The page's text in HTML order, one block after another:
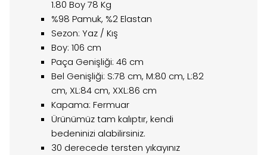
1.80 Boy 78 Kg
%98 Pamuk, %2 Elastan
Sezon: Yaz / Kış
Boy: 106 cm
Paça Genişliği: 46 cm
Bel Genişliği: S:78 cm, M:80 cm, L:82
cm, XL:84 cm, XXL:86 cm
Kapama: Fermuar
Ürünümüz tam kalıptır, kendi
bedeninizi alabilirsiniz.
30 derecede tersten yıkayınız